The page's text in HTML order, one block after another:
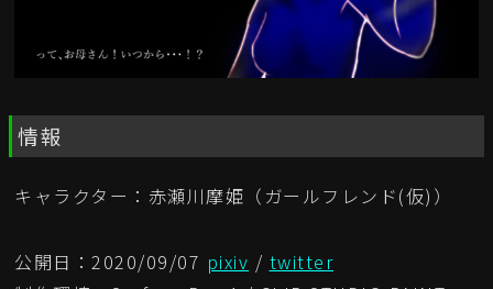
情報
キャラクター：赤瀬川摩姫（ガールフレンド(仮)）
公開日：2020/09/07 pixiv / twitter